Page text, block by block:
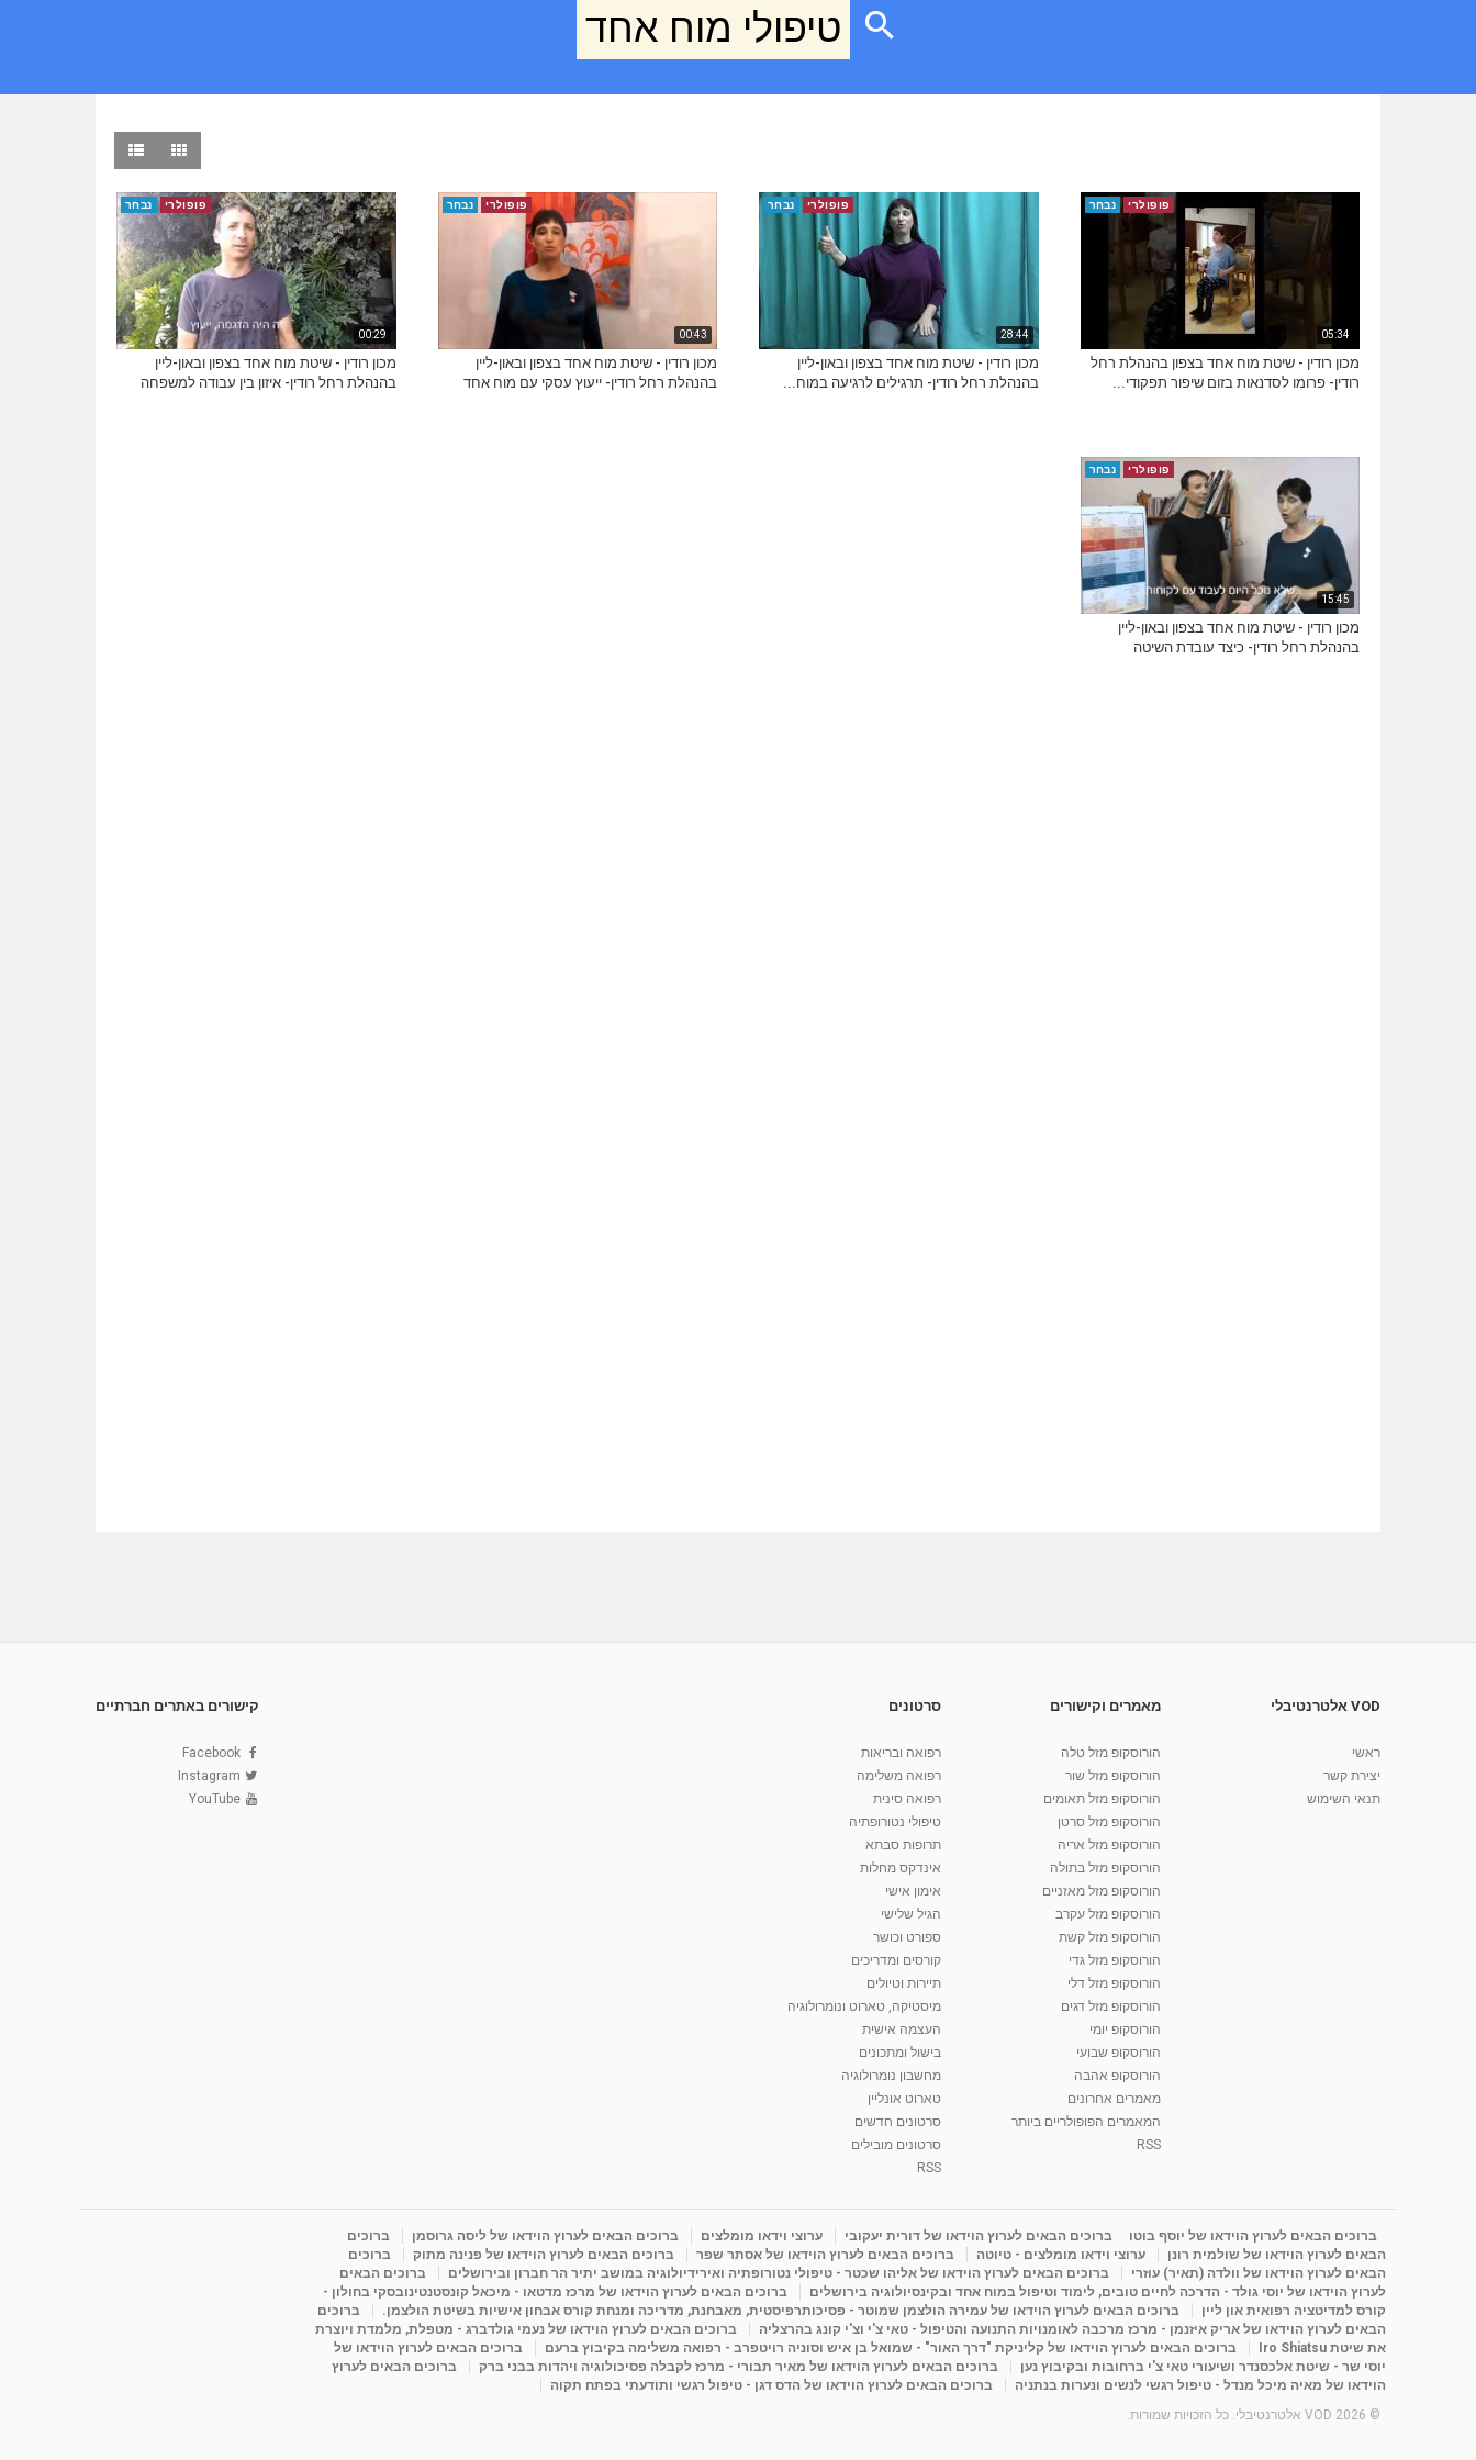
טיפולי מוח אחד
05:34
פופולרי נבחר
מכון רודין - שיטת מוח אחד בצפון בהנהלת רחל
רודין- פרומו לסדנאות בזום שיפור תפקודי...
28:44
פופולרי נבחר
מכון רודין - שיטת מוח אחד בצפון ובאון-ליין
בהנהלת רחל רודין- תרגילים לרגיעה במוח...
00:43
פופולרי נבחר
מכון רודין - שיטת מוח אחד בצפון ובאון-ליין
בהנהלת רחל רודין- ייעוץ עסקי עם מוח אחד
00:29
פופולרי נבחר
מכון רודין - שיטת מוח אחד בצפון ובאון-ליין
בהנהלת רחל רודין- איזון בין עבודה למשפחה
15:45
פופולרי נבחר
מכון רודין - שיטת מוח אחד בצפון ובאון-ליין
בהנהלת רחל רודין- כיצד עובדת השיטה
VOD אלטרנטיבלי
ראשי
יצירת קשר
תנאי השימוש
מאמרים וקישורים
הורוסקופ מזל טלה
הורוסקופ מזל שור
הורוסקופ מזל תאומים
הורוסקופ מזל סרטן
הורוסקופ מזל אריה
הורוסקופ מזל בתולה
הורוסקופ מזל מאזניים
הורוסקופ מזל עקרב
הורוסקופ מזל קשת
הורוסקופ מזל גדי
הורוסקופ מזל דלי
הורוסקופ מזל דגים
הורוסקופ יומי
הורוסקופ שבועי
הורוסקופ אהבה
מאמרים אחרונים
המאמרים הפופולריים ביותר
RSS
סרטונים
רפואה ובריאות
רפואה משלימה
רפואה סינית
טיפולי נטורופתיה
תרופות סבתא
אינדקס מחלות
אימון אישי
הגיל שלישי
ספורט וכושר
קורסים ומדריכים
תיירות וטיולים
מיסטיקה, טארוט ונומרולוגיה
העצמה אישית
בישול ומתכונים
מחשבון נומרולוגיה
טארוט אונליין
סרטונים חדשים
סרטונים מובילים
RSS
קישורים באתרים חברתיים
Facebook
Instagram
YouTube
ברוכים הבאים לערוץ הוידאו של יוסף בוטו ברוכים הבאים לערוץ הוידאו של דורית יעקובי ערוצי וידאו מומלצים ברוכים הבאים לערוץ הוידאו של ליסה גרוסמן
ברוכים
הבאים לערוץ הוידאו של שולמית רונן
ערוצי וידאו מומלצים - טיוטה ברוכים הבאים לערוץ הוידאו של אסתר שפר ברוכים הבאים לערוץ הוידאו של פנינה מתוק
ברוכים
הבאים לערוץ הוידאו של וולדה (תאיר) עוזרי
ברוכים הבאים לערוץ הוידאו של אליהו שכטר - טיפולי נטורופתיה ואירידיולוגיה במושב יתיר הר חברון ובירושלים
ברוכים הבאים
לערוץ הוידאו של יוסי גולד - הדרכה לחיים טובים, לימוד וטיפול במוח אחד ובקינסיולוגיה בירושלים
ברוכים הבאים לערוץ הוידאו של מרכז מדטאו - מיכאל קונסטנטינובסקי בחולון -
קורס למדיטציה רפואית און ליין
ברוכים הבאים לערוץ הוידאו של עמירה הולצמן שמוטר - פסיכותרפיסטית, מאבחנת, מדריכה ומנחת קורס אבחון אישיות בשיטת הולצמן.
ברוכים
הבאים לערוץ הוידאו של אריק איזנמן - מרכז מרכבה לאומנויות התנועה והטיפול - טאי צ'י וצ'י קונג בהרצליה
ברוכים הבאים לערוץ הוידאו של נעמי גולדברג - מטפלת, מלמדת ויוצרת
את שיטת Iro Shiatsu
ברוכים הבאים לערוץ הוידאו של קליניקת "דרך האור" - שמואל בן איש וסוניה רויטפרב - רפואה משלימה בקיבוץ ברעם
ברוכים הבאים לערוץ הוידאו של
יוסי שר - שיטת אלכסנדר ושיעורי טאי צ'י ברחובות ובקיבוץ נען
ברוכים הבאים לערוץ הוידאו של מאיר תבורי - מרכז לקבלה פסיכולוגיה ויהדות בבני ברק
ברוכים הבאים לערוץ
הוידאו של מאיה מיכל מנדל - טיפול רגשי לנשים ונערות בנתניה
ברוכים הבאים לערוץ הוידאו של הדס דגן - טיפול רגשי ותודעתי בפתח תקוה
© 2026 VOD אלטרנטיבלי. כל הזכויות שמורות.